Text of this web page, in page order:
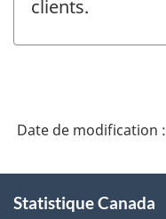
clients.
Date de modification :
propos
Statistique Canada